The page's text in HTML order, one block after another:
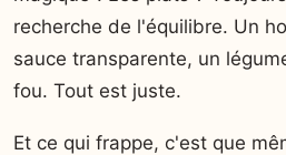
recherche de l'équilibre. Un
sauce transparente, un
fou. Tout est juste.
Et ce qui frappe, c'est que